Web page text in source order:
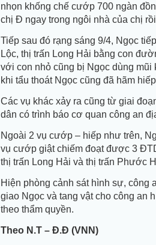
nhọn khống chế cướp 700 ngàn
chị Đ ngay trong ngôi nhà của chị
Tiếp sau đó rạng sáng 9/4, Ngọc
Lộc, thị trấn Long Hải bằng con
với con nhỏ cũng bị Ngọc dùng
khi tẩu thoát Ngọc cũng đã hãm
Các vụ khác xảy ra cũng từ giai
dân có trình báo cơ quan công an
Ngoài 2 vụ cướp – hiếp như trên,
vụ cướp giật chiếm đoạt được 3
thị trấn Long Hải và thị trấn Phước
Hiện phòng cảnh sát hình sự, công
giao Ngọc và tang vật cho công an
theo thẩm quyền.
Theo N.T – Đ.Đ (VNN)